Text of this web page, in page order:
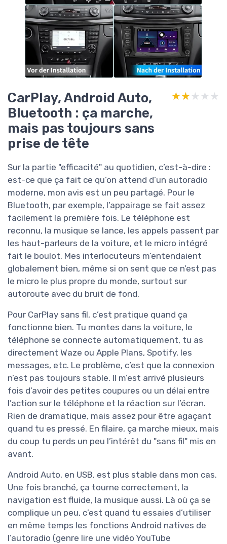
CarPlay, Android Auto,
Bluetooth : ça marche,
mais pas toujours sans
prise de tête
★★★★★
★★★★★
Sur la partie "efficacité" au quotidien, c’est-à-dire :
est-ce que ça fait ce qu’on attend d’un autoradio
moderne, mon avis est un peu partagé. Pour le
Bluetooth, par exemple, l’appairage se fait assez
facilement la première fois. Le téléphone est
reconnu, la musique se lance, les appels passent par
les haut-parleurs de la voiture, et le micro intégré
fait le boulot. Mes interlocuteurs m’entendaient
globalement bien, même si on sent que ce n’est pas
le micro le plus propre du monde, surtout sur
autoroute avec du bruit de fond.
Pour CarPlay sans fil, c’est pratique quand ça
fonctionne bien. Tu montes dans la voiture, le
téléphone se connecte automatiquement, tu as
directement Waze ou Apple Plans, Spotify, les
messages, etc. Le problème, c’est que la connexion
n’est pas toujours stable. Il m’est arrivé plusieurs
fois d’avoir des petites coupures ou un délai entre
l’action sur le téléphone et la réaction sur l’écran.
Rien de dramatique, mais assez pour être agaçant
quand tu es pressé. En filaire, ça marche mieux, mais
du coup tu perds un peu l’intérêt du "sans fil" mis en
avant.
Android Auto, en USB, est plus stable dans mon cas.
Une fois branché, ça tourne correctement, la
navigation est fluide, la musique aussi. Là où ça se
complique un peu, c’est quand tu essaies d’utiliser
en même temps les fonctions Android natives de
l’autoradio (genre lire une vidéo YouTube